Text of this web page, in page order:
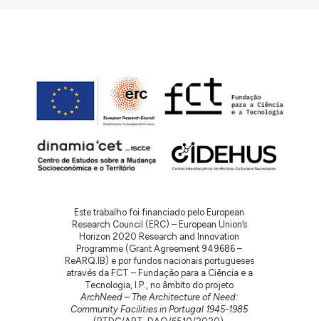
Este trabalho foi financiado pelo European
Research Council (ERC) – European Union’s
Horizon 2020 Research and Innovation
Programme (Grant Agreement 949686 –
ReARQ.IB) e por fundos nacionais portugueses
através da FCT – Fundação para a Ciência e a
Tecnologia, I.P., no âmbito do projeto
ArchNeed – The Architecture of Need:
Community Facilities in Portugal 1945-1985